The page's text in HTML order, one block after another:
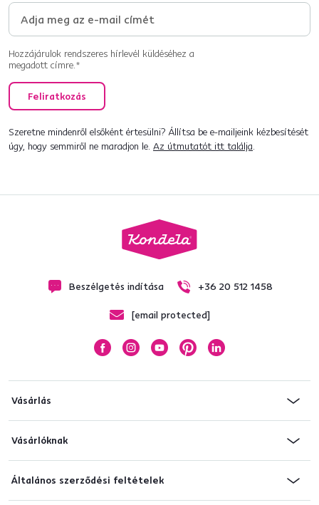
Hozzájárulok rendszeres hírlevél küldéséhez a
megadott címre.*
Feliratkozás
Szeretne mindenről elsőként értesülni? Állítsa be e-mailjeink kézbesítését
úgy, hogy semmiről ne maradjon le. Az útmutatót itt találja.
Beszélgetés indítása +36 20 512 1458
[email protected]
Vásárlás
Vásárlóknak
Általános szerződési feltételek